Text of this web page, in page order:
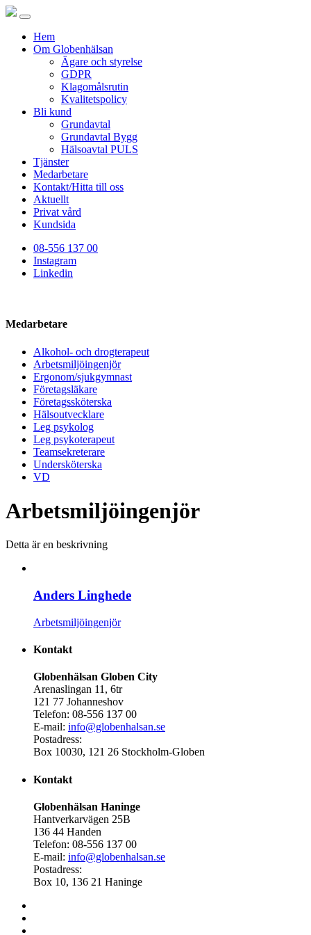
Hem
Om Globenhälsan
Ägare och styrelse
GDPR
Klagomålsrutin
Kvalitetspolicy
Bli kund
Grundavtal
Grundavtal Bygg
Hälsoavtal PULS
Tjänster
Medarbetare
Kontakt/Hitta till oss
Aktuellt
Privat vård
Kundsida
08-556 137 00
Instagram
Linkedin
Medarbetare
Alkohol- och drogterapeut
Arbetsmiljöingenjör
Ergonom/sjukgymnast
Företagsläkare
Företagssköterska
Hälsoutvecklare
Leg psykolog
Leg psykoterapeut
Teamsekreterare
Undersköterska
VD
Arbetsmiljöingenjör
Detta är en beskrivning
Anders Linghede
Arbetsmiljöingenjör
Kontakt
Globenhälsan Globen City
Arenaslingan 11, 6tr
121 77 Johanneshov
Telefon: 08-556 137 00
E-mail: info@globenhalsan.se
Postadress:
Box 10030, 121 26 Stockholm-Globen
Kontakt
Globenhälsan Haninge
Hantverkarvägen 25B
136 44 Handen
Telefon: 08-556 137 00
E-mail: info@globenhalsan.se
Postadress:
Box 10, 136 21 Haninge